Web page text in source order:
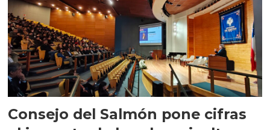
Consejo del Salmón pone cifras